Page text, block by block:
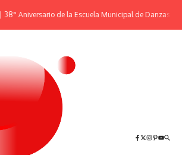
38° Aniversario de la Escuela Municipal de Danzas “El